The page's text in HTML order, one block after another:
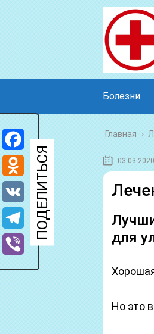
Болезни
Главная ›
03.03.2020
для
Но это
Facebook
Odnoklassniki
VK
Telegram
Viber